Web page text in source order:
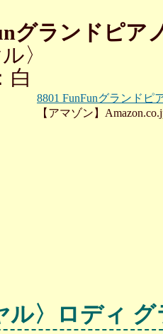
グランドピア
〉
白
8801 FunFunグランドピ
【アマゾン】
ル〉ロディ